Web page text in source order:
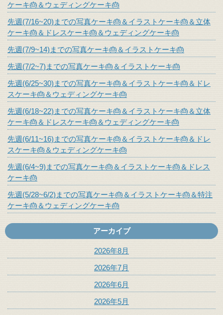
ケーキ🎂＆ウェディングケーキ🎂
先週(7/16~20)までの写真ケーキ🎂＆イラストケーキ🎂＆立体
ケーキ🎂＆ドレスケーキ🎂＆ウェディングケーキ🎂
先週(7/9~14)までの写真ケーキ🎂＆イラストケーキ🎂
先週(7/2~7)までの写真ケーキ🎂＆イラストケーキ🎂
先週(6/25~30)までの写真ケーキ🎂＆イラストケーキ🎂＆ドレ
スケーキ🎂＆ウェディングケーキ🎂
先週(6/18~22)までの写真ケーキ🎂＆イラストケーキ🎂＆立体
ケーキ🎂＆ドレスケーキ🎂＆ウェディングケーキ🎂
先週(6/11~16)までの写真ケーキ🎂＆イラストケーキ🎂＆ドレ
スケーキ🎂＆ウェディングケーキ🎂
先週(6/4~9)までの写真ケーキ🎂＆イラストケーキ🎂＆ドレス
ケーキ🎂
先週(5/28~6/2)までの写真ケーキ🎂＆イラストケーキ🎂＆特注
ケーキ🎂＆ウェディングケーキ🎂
アーカイブ
2026年8月
2026年7月
2026年6月
2026年5月